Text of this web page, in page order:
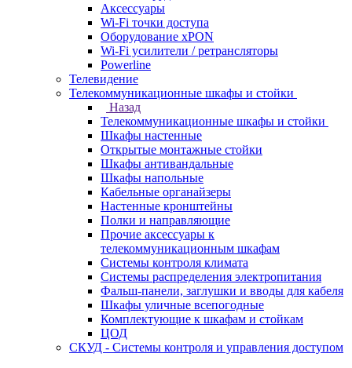
Аксессуары
Wi-Fi точки доступа
Оборудование хPON
Wi-Fi усилители / ретрансляторы
Powerline
Телевидение
Телекоммуникационные шкафы и стойки
Назад
Телекоммуникационные шкафы и стойки
Шкафы настенные
Открытые монтажные стойки
Шкафы антивандальные
Шкафы напольные
Кабельные органайзеры
Настенные кронштейны
Полки и направляющие
Прочие аксессуары к
телекоммуникационным шкафам
Системы контроля климата
Системы распределения электропитания
Фальш-панели, заглушки и вводы для кабеля
Шкафы уличные всепогодные
Комплектующие к шкафам и стойкам
ЦОД
СКУД - Системы контроля и управления доступом